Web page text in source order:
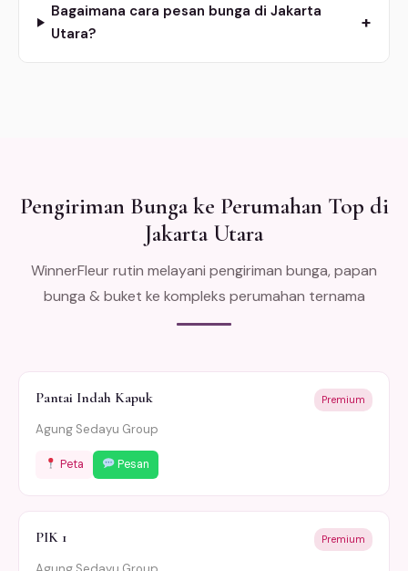
Bagaimana cara pesan bunga di Jakarta
Utara?
+
Pengiriman Bunga ke Perumahan Top di
Jakarta Utara
WinnerFleur rutin melayani pengiriman bunga, papan
bunga & buket ke kompleks perumahan ternama
Pantai Indah Kapuk Premium
Agung Sedayu Group
Peta Pesan
PIK 1 Premium